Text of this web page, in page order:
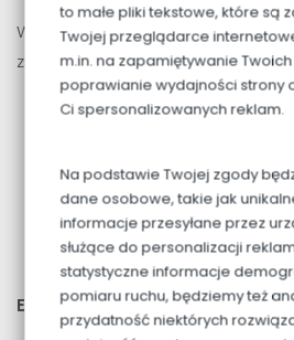
to małe pliki tekstowe, które są
Twojej przeglądarce
m.in. na zapamiętywanie
poprawianie wydajności strony
Ci spersonalizowanych reklam.
Na podstawie Twojej zgody
dane osobowe, takie jak
informacje przesyłane przez
służące do personalizacji
statystyczne informacje
pomiaru ruchu, będziemy też
przydatność niektórych
W przedmiotowym lokalu na
znajdują się:
Pokój z aneksem:19,88m2
Pokój:12,71m2
Przedpokój:7,38m2
Łazienka:4,42m2
Balkon:8,58m2
Ekspozycja okien:północ,